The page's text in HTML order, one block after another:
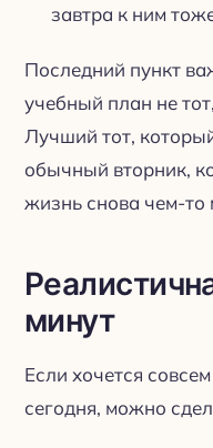
завтра к ним
Последний пункт
учебный план не
Лучший тот,
обычный вторник,
жизнь снова чем-то
минут
Если хочется
сегодня, можно